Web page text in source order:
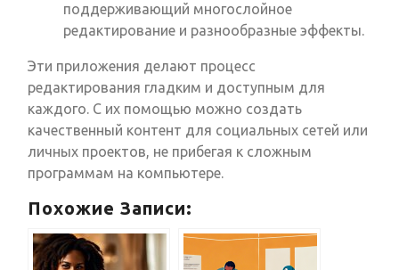
поддерживающий многослойное
редактирование и разнообразные эффекты.
Эти приложения делают процесс
редактирования гладким и доступным для
каждого. С их помощью можно создать
качественный контент для социальных сетей или
личных проектов, не прибегая к сложным
программам на компьютере.
Похожие Записи: